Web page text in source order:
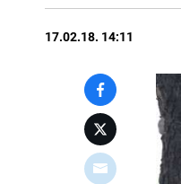
17.02.18. 14:11